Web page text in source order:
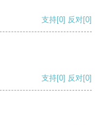
支持[0] 反对[0]
支持[0] 反对[0]